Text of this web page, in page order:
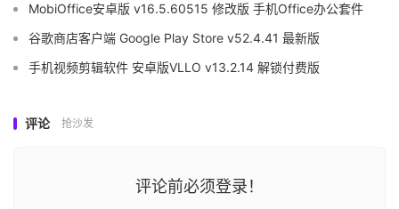
MobiOffice安卓版 v16.5.60515 修改版 手机Office办公套件
谷歌商店客户端 Google Play Store v52.4.41 最新版
手机视频剪辑软件 安卓版VLLO v13.2.14 解锁付费版
评论 抢沙发
评论前必须登录！